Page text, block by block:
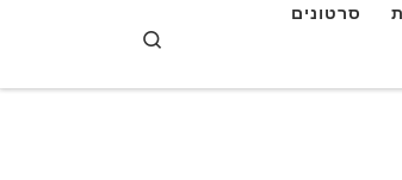
סרטונים